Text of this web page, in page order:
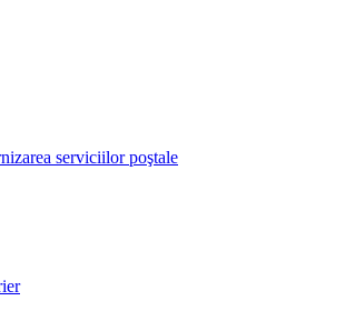
serviciilor poştale